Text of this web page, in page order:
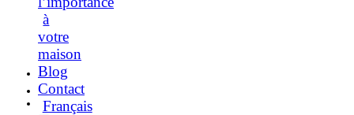
à
votre
maison
Blog
Contact
Français